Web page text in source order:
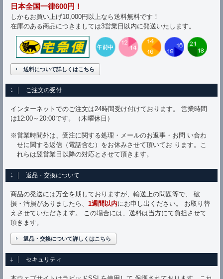
日本全国一律600円！
しかもお買い上げ10,000円以上なら送料無料です！
在庫のある商品につきましては3営業日以内に発送いたします。
送料について詳しくはこちら
ご注文の受付
インターネットでのご注文は24時間受け付けております。 営業時間
は12:00～20:00です。（木曜休日）
※営業時間外は、受注に関する処理・メールのお返事・お問 い合わ
せに関する返信（電話含む）をお休みさせて頂いてお ります。こ
れらは翌営業日以降の対応とさせて頂きます。
返品・交換について
商品の発送には万全を期しておりますが、輸送上の問題等で、 破
損・汚損がありましたら、 1週間以内にお申し出ください。 お取り替
えさせていただきます。 この場合には、送料は当方にて負担させて
頂きます。
返品・交換について詳しくはこちら
セキュリティ